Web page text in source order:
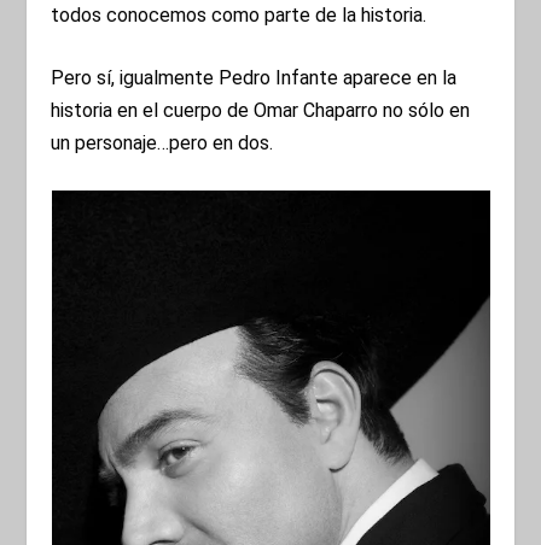
todos conocemos como parte de la historia.
Pero sí, igualmente Pedro Infante aparece en la
historia en el cuerpo de Omar Chaparro no sólo en
un personaje…pero en dos.